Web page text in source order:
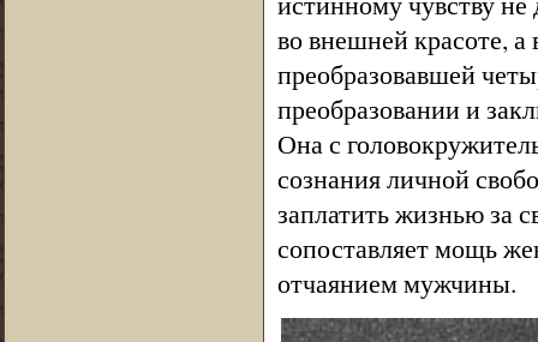
во внешней красоте, а
преобразовавшей
преобразовании и
Она с
сознания личной
заплатить жизнью за
сопоставляет мощь
отчаянием мужчины.